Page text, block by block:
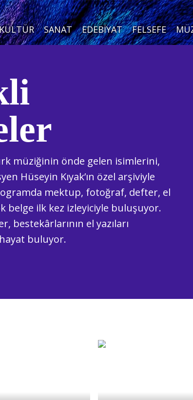
SANAT EDEBIYAT FELSEFE
müziğinin önde gelen isimlerini,
Hüseyin Kıyak’ın özel arşiviyle
mektup, fotoğraf, defter, el
belge ilk kez izleyiciyle buluşuyor.
bestekârlarının el yazıları
buluyor.